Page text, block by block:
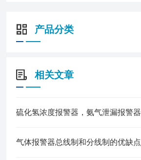
产品分类
相关文章
气体报警器总线制和分线制的优缺点